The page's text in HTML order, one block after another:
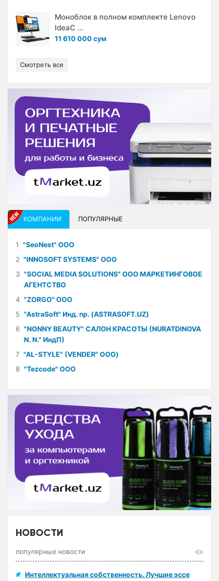
Моноблок в полном комплекте Lenovo
IdeaC ...
11 610 000 сум
Смотреть все
КОМПАНИИ ПОПУЛЯРНЫЕ
1 "SeoNest" ООО
2 "INNOSOFT SYSTEMS" ООО
3 "SOCIAL MEDIA SOLUTIONS" ООО МАРКЕТИНГОВОЕ
АГЕНТСТВО
4 "ZORGO" ООО
5 "AstraSoft" Инд. пр. (ASTRASOFT.UZ)
6 "NONNY BEAUTY" САЛОН КРАСОТЫ (NURATDINOVA
N. N." ИндП)
7 "AL-STYLE" (VENDER" ООО)
8 "Tezcode" ООО
НОВОСТИ
популярные новости
Интеллектуальная собственность. Лучшие эссе